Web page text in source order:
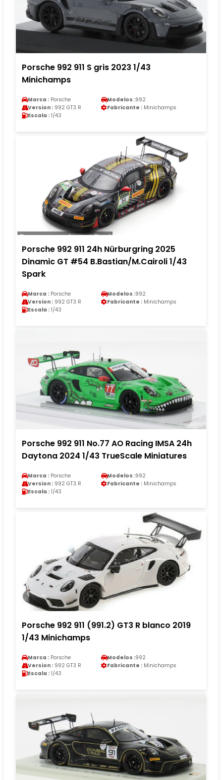
Porsche 992 911 S gris 2023 1/43
Minichamps
Marca : Porsche Modelos :992
Version : 992 GT3 R Fabricante : Minichamps
Escala : 1/43
Porsche 992 911 24h Nürburgring 2025
Dinamic GT #54 B.Bastian/M.Cairoli 1/43
Spark
Marca : Porsche Modelos :992
Version : 992 GT3 R Fabricante : Minichamps
Escala : 1/43
Porsche 992 911 No.77 AO Racing IMSA 24h
Daytona 2024 1/43 TrueScale Miniatures
Marca : Porsche Modelos :992
Version : 992 GT3 R Fabricante : Minichamps
Escala : 1/43
Porsche 992 911 (991.2) GT3 R blanco 2019
1/43 Minichamps
Marca : Porsche Modelos :992
Version : 992 GT3 R Fabricante : Minichamps
Escala : 1/43